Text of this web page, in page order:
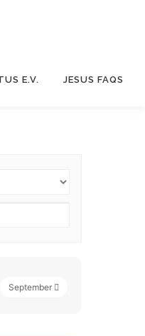
E.V. JESUS FAQS
September